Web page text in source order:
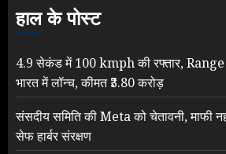
हाल के पोस्ट
4.9 सेकंड में 100 kmph की रफ्तार,
भारत में लॉन्च, कीमत ₹3.80 करोड़
संसदीय समिति की Meta को चेतावनी, माफी
सेफ हार्बर संरक्षण